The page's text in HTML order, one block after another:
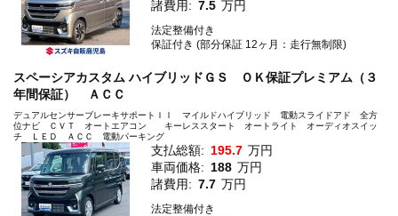
諸費用: 7.5 万円
法定整備付き
保証付き (部分保証 12ヶ月：走行無制限)
スペーシアカスタム ハイブリッドＧＳ ＯＫ保証プレミアム（３
年間保証） ＡＣＣ
デュアルセンサーブレーキサポートＩＩ マイルドハイブリッド 電動スライドアド 全方
位ナビ ＣＶＴ オートエアコン キーレススタート オートライト オーディオスイッ
チ ＬＥＤ ＡＣＣ 電動パーキング
支払総額: 195.7 万円
車両価格: 188 万円
諸費用: 7.7 万円
法定整備付き